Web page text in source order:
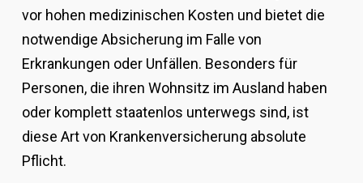
vor hohen medizinischen Kosten und bietet die
notwendige Absicherung im Falle von
Erkrankungen oder Unfällen. Besonders für
Personen, die ihren Wohnsitz im Ausland haben
oder komplett staatenlos unterwegs sind, ist
diese Art von Krankenversicherung absolute
Pflicht.